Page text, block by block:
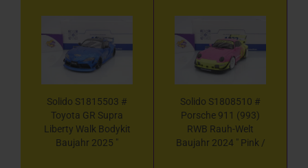
Solido S1815503 #
Toyota GR Supra
Liberty Walk Bodykit
Baujahr 2025 "
Solido S1808510 #
Porsche 911 (993)
RWB Rauh-Welt
Baujahr 2024 " Pink /